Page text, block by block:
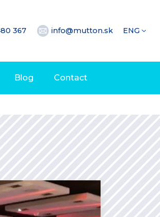
367 info@mutton.sk ENG
Blog Contact